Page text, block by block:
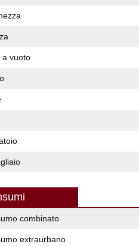
a vuoto
combinato
extraurbano